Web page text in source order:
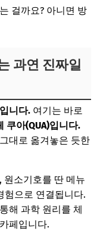
걸까요? 아니면 방
과연 진짜일
니다. 여기는 바로
쿠아(QUA)입니다.
대로 옮겨놓은 듯한
원소기호를 딴 메뉴
험으로 연결됩니다.
해 과학 원리를 체
페입니다.